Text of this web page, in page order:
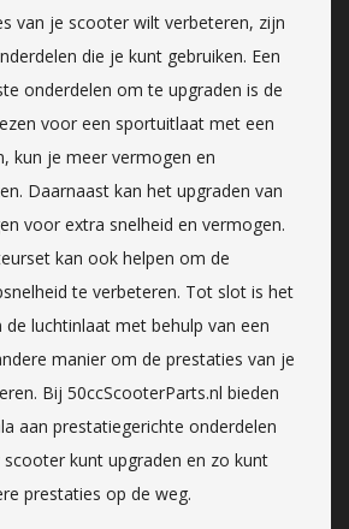
van je scooter wilt verbeteren, zijn
die je kunt gebruiken. Een
onderdelen om te upgraden is de
voor een sportuitlaat met een
kun je meer vermogen en
Daarnaast kan het upgraden van
voor extra snelheid en vermogen.
kan ook helpen om de
te verbeteren. Tot slot is het
luchtinlaat met behulp van een
manier om de prestaties van je
Bij 50ccScooterParts.nl bieden
aan prestatiegerichte onderdelen
kunt upgraden en zo kunt
prestaties op de weg.